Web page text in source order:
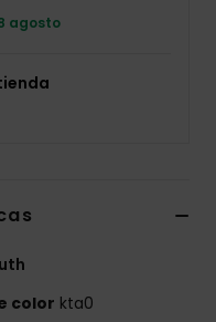
agosto
color kta0